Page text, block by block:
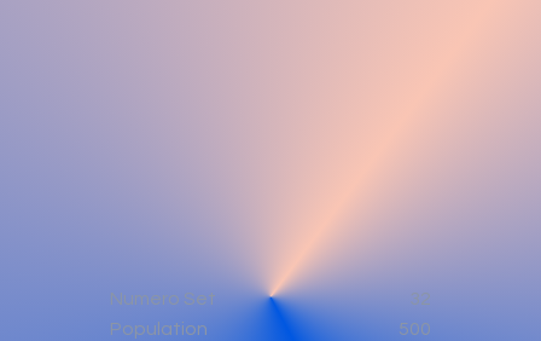
Numero Set
Population
32
500